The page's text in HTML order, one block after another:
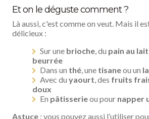
Et on le déguste comment ?
Là aussi, c'est comme on veut. Mais il
délicieux :
Sur une brioche, du pain au lait
beurrée
Dans un thé, une tisaneou un
Avec du yaourt, des fruits
doux
En pâtisserieou pour napper
Astuce : vous pouvez aussi l’utiliser